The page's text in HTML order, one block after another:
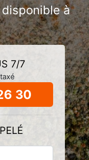
à
7/7
30